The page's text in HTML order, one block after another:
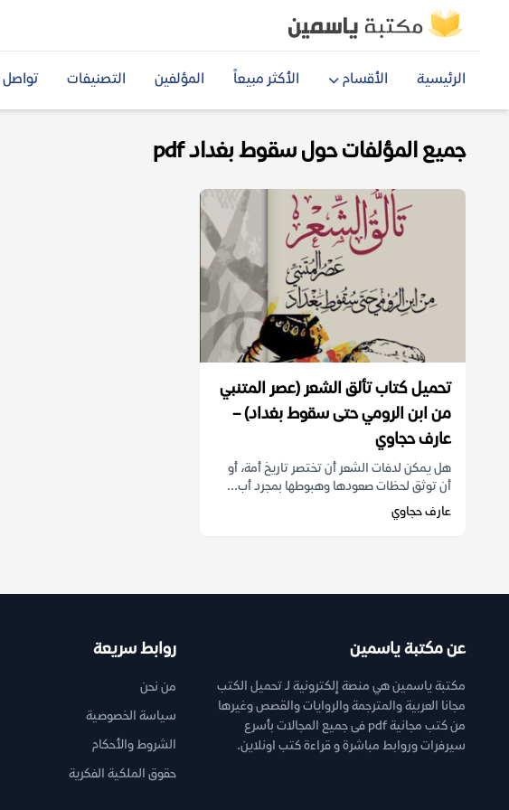
الرئيسية الأقسام الأكثر مبيعاً المؤلفين التصنيفات تواصل
جميع المؤلفات حول سقوط بغداد pdf
تحميل كتاب تألق الشعر (عصر المتنبي
من ابن الرومي حتى سقوط بغداد) –
عارف حجاوي
هل يمكن لدفات الشعر أن تختصر تاريخ أمة، أو
أن توثق لحظات صعودها وهبوطها بمجرد أب...
عارف حجاوي
عن مكتبة ياسمين
مكتبة ياسمين هي منصة إلكترونية لـ تحميل الكتب
مجانا العربية والمترجمة والروايات والقصص وغيرها
من كتب مجانية pdf فى جميع المجالات بأسرع
سيرفرات وروابط مباشرة و قراءة كتب اونلاين.
روابط سريعة
من نحن
سياسة الخصوصية
الشروط والأحكام
حقوق الملكية الفكرية